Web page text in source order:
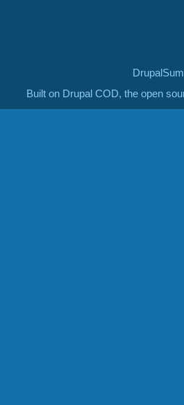
Built on Drupal COD, the open